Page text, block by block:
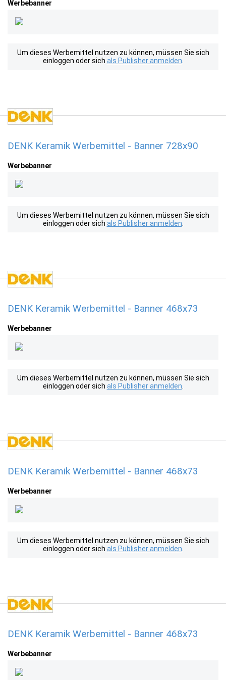
Werbebanner
Um dieses Werbemittel nutzen zu können, müssen Sie sich
einloggen oder sich als Publisher anmelden
DENK Keramik Werbemittel - Banner 728x90
Werbebanner
Um dieses Werbemittel nutzen zu können, müssen Sie sich
einloggen oder sich als Publisher anmelden
DENK Keramik Werbemittel - Banner 468x73
Werbebanner
Um dieses Werbemittel nutzen zu können, müssen Sie sich
einloggen oder sich als Publisher anmelden
DENK Keramik Werbemittel - Banner 468x73
Werbebanner
Um dieses Werbemittel nutzen zu können, müssen Sie sich
einloggen oder sich als Publisher anmelden
DENK Keramik Werbemittel - Banner 468x73
Werbebanner